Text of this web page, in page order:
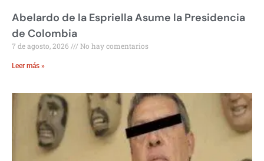
Abelardo de la Espriella Asume la Presidencia
de Colombia
7 de agosto, 2026 No hay comentarios
Leer más »